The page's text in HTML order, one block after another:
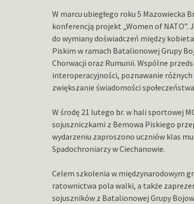
W marcu ubiegłego roku 5 Mazowiecka
konferencją projekt „Women of NATO”.
do wymiany doświadczeń między
Piskim w ramach Batalionowej Grupy
Chorwacji oraz Rumunii. Wspólne
interoperacyjności, poznawanie
zwiększanie świadomości
W środę 21 lutego br. w hali sportowej
sojuszniczkami z Bemowa Piskiego
wydarzeniu zaproszono uczniów klas
Spadochroniarzy w Ciechanowie.
Celem szkolenia w międzynarodowym
ratownictwa pola walki, a także
sojuszników z Batalionowej Grupy